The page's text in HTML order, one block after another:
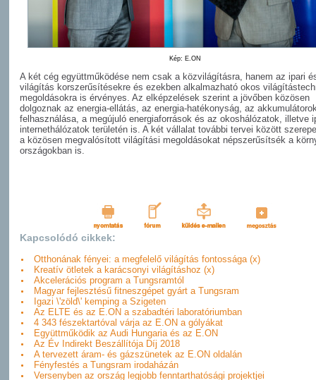
Kép: E.ON
A két cég együttműködése nem csak a közvilágításra, hanem az ipari
világítás korszerűsítésekre és ezekben alkalmazható okos
megoldásokra is érvényes. Az elképzelések szerint a jövőben közösen
dolgoznak az energia-ellátás, az energia-hatékonyság, az
felhasználása, a megújuló energiaforrások és az okoshálózatok, illetve
internethálózatok területén is. A két vállalat további tervei között
a közösen megvalósított világítási megoldásokat népszerűsítsék a
országokban is.
Kapcsolódó cikkek:
Otthonának fényei: a megfelelő világítás fontossága (x)
Kreatív ötletek a karácsonyi világításhoz (x)
Akcelerációs program a Tungsramtól
Magyar fejlesztésű fitneszgépet gyárt a Tungsram
Igazi \'zöld\' kemping a Szigeten
Az ELTE és az E.ON a szabadtéri laboratóriumban
4 343 fészektartóval várja az E.ON a gólyákat
Együttműködik az Audi Hungaria és az E.ON
Az Év Indirekt Beszállítója Díj 2018
A tervezett áram- és gázszünetek az E.ON oldalán
Fényfestés a Tungsram irodaházán
Versenyben az ország legjobb fenntarthatósági projektjei